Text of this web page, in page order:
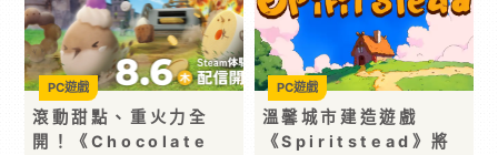
滾動甜點、重火力全
開！《Chocolate
PC遊戲
溫馨城市建造遊戲
《Spiritstead》將
PC遊戲